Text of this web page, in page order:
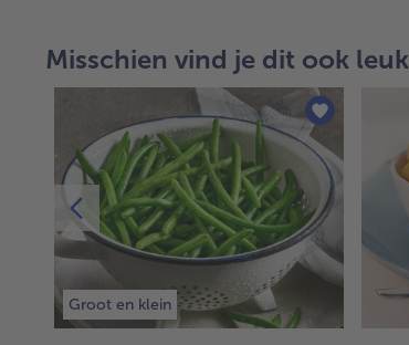
Misschien vind je dit ook leuk
Groot en klein